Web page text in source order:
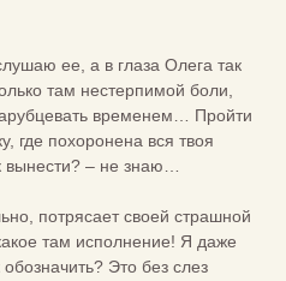
ее, а в глаза Олега так
там нестерпимой боли,
временем… Пройти
где похоронена вся твоя
вынести? – не знаю…
потрясает своей страшной
там исполнение! Я даже
Это без слез